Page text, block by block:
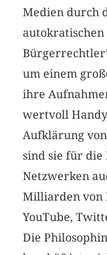
Medien durch
autokratischen
um einem
ihre
wertvoll
Aufklärung
sind sie für die
Netzwerken
Milliarden von
YouTube,
Die